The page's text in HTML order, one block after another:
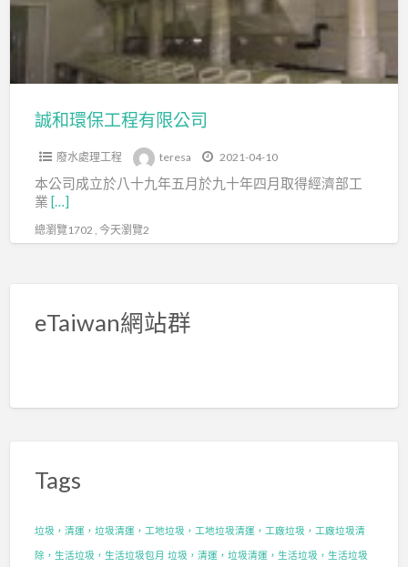
有
公
誠和環保工程有限公司
廢水處理工程 teresa 2021-04-10
本公司成立於八十九年五月於九十年四月取得經濟部工
業 […]
總瀏覽1702 , 今天瀏覽2
eTaiwan網站群
Tags
垃圾，清運，垃圾清運，工地垃圾，工地垃圾清運，工廠垃圾，工廠垃圾清
除，生活垃圾，生活垃圾包月 垃圾，清運，垃圾清運，生活垃圾，生活垃圾